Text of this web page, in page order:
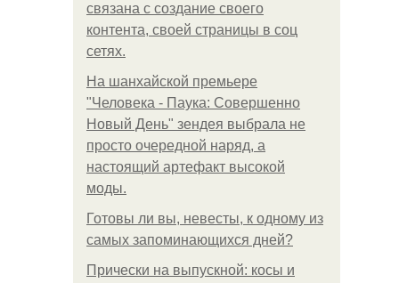
связана с создание своего
контента, своей страницы в соц
сетях.
На шанхайской премьере
"Человека - Паука: Совершенно
Новый День" зендея выбрала не
просто очередной наряд, а
настоящий артефакт высокой
моды.
Готовы ли вы, невесты, к одному из
самых запоминающихся дней?
Прически на выпускной: косы и